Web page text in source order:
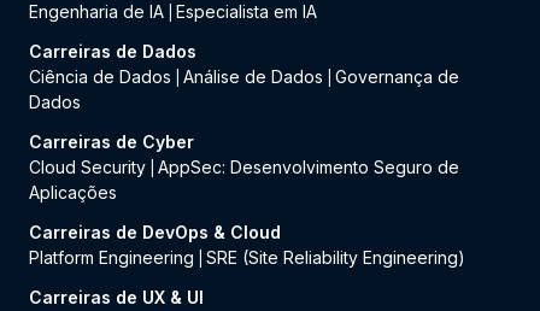
Engenharia de IA Especialista em IA
Carreiras de Dados
Ciência de Dados
Análise de Dados
Governança de
Dados
Carreiras de Cyber
Cloud Security AppSec: Desenvolvimento Seguro de
Aplicações
Carreiras de DevOps & Cloud
Platform Engineering
SRE (Site Reliability Engineering)
Carreiras de UX & UI